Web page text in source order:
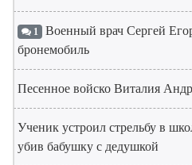
1 Военный врач Сергей
бронемобиль
Песенное войско Виталия
Ученик устроил стрельбу в
убив бабушку с дедушкой